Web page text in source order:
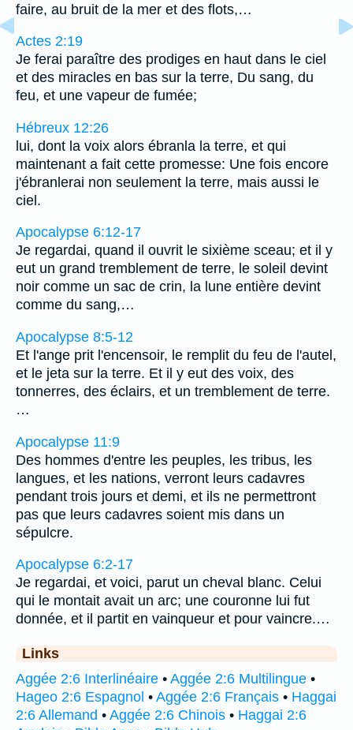
faire, au bruit de la mer et des flots,…
Actes 2:19
Je ferai paraître des prodiges en haut dans le ciel
et des miracles en bas sur la terre, Du sang, du
feu, et une vapeur de fumée;
Hébreux 12:26
lui, dont la voix alors ébranla la terre, et qui
maintenant a fait cette promesse: Une fois encore
j'ébranlerai non seulement la terre, mais aussi le
ciel.
Apocalypse 6:12-17
Je regardai, quand il ouvrit le sixième sceau; et il y
eut un grand tremblement de terre, le soleil devint
noir comme un sac de crin, la lune entière devint
comme du sang,…
Apocalypse 8:5-12
Et l'ange prit l'encensoir, le remplit du feu de l'autel,
et le jeta sur la terre. Et il y eut des voix, des
tonnerres, des éclairs, et un tremblement de terre.
…
Apocalypse 11:9
Des hommes d'entre les peuples, les tribus, les
langues, et les nations, verront leurs cadavres
pendant trois jours et demi, et ils ne permettront
pas que leurs cadavres soient mis dans un
sépulcre.
Apocalypse 6:2-17
Je regardai, et voici, parut un cheval blanc. Celui
qui le montait avait un arc; une couronne lui fut
donnée, et il partit en vainqueur et pour vaincre.…
Links
Aggée 2:6 Interlinéaire • Aggée 2:6 Multilingue •
Hageo 2:6 Espagnol • Aggée 2:6 Français • Haggai
2:6 Allemand • Aggée 2:6 Chinois • Haggai 2:6